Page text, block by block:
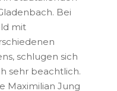
Bei
mit
schlugen sich
sehr beachtlich.
Maximilian Jung